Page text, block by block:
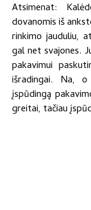
Atsimenat:
dovanomis iš
rinkimo jauduliu,
gal net svajones.
pakavimui
išradingai. Na,
įspūdingą
greitai, tačiau